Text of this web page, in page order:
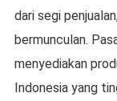
dari segi
bermunculan.
menyediakan
Indonesia yang